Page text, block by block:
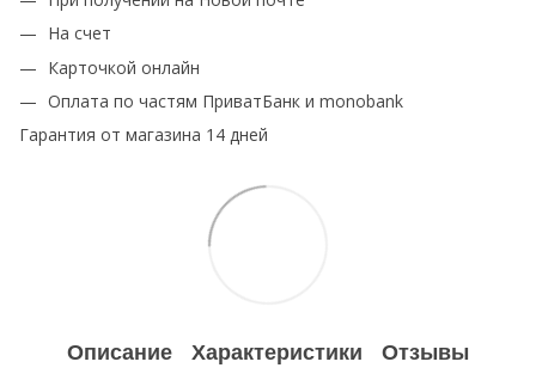
На счет
Карточкой онлайн
Оплата по частям ПриватБанк и monobank
Гарантия от магазина 14 дней
Описание Характеристики Отзывы